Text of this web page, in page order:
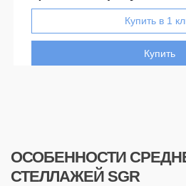
Купить
ОСОБЕННОСТИ
СТЕЛЛАЖЕЙ SGR